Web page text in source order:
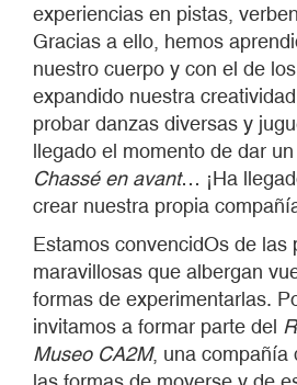
experiencias en pistas,
Gracias a ello, hemos
nuestro cuerpo y con el de
expandido nuestra
probar danzas diversas y
llegado el momento de dar
Chassé en avant… ¡Ha
crear nuestra propia
Estamos convencidOs de las
maravillosas que albergan
formas de experimentarlas.
invitamos a formar parte del
Museo CA2M, una compañía